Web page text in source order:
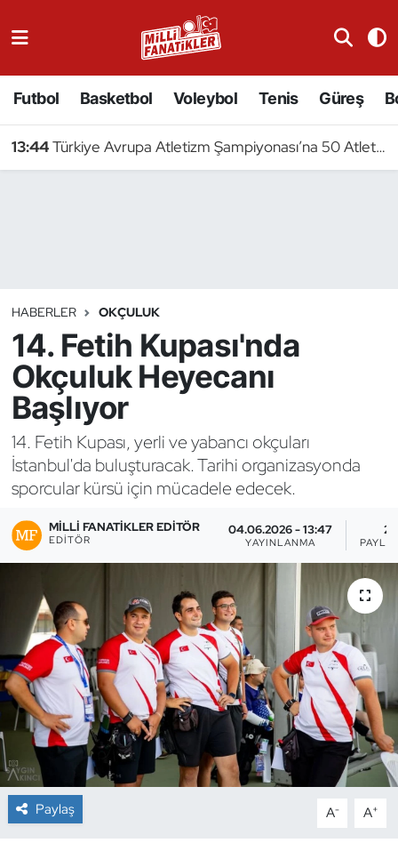
Futbol Basketbol Voleybol Tenis Güreş
13:44Türkiye Avrupa Atletizm Şampiyonası’na 50 Atletle Gidiyor
HABERLER OKÇULUK
14. Fetih Kupası'nda
Okçuluk Heyecanı
Başlıyor
14. Fetih Kupası, yerli ve yabancı okçuları
İstanbul'da buluşturacak. Tarihi organizasyonda
sporcular kürsü için mücadele edecek.
MILLI FANATIKLER EDITÖR
EDITÖR
04.06.2026 - 13:47
YAYINLANMA
2
Paylaş A- A+
Badminton
Binicilik
Bisiklet
Bocce Bowling Dart
Boks
Briç
Buz Hokeyi
Buz Pateni
Çim Hokeyi
Cimnastik
Curling
Dağcılık